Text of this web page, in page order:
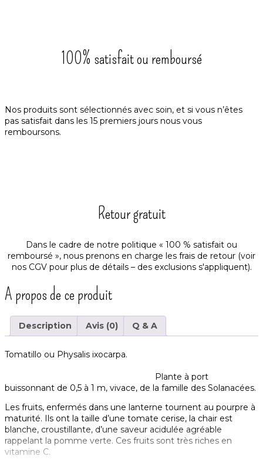
100% satisfait ou remboursé
Nos produits sont sélectionnés avec soin, et si vous n’êtes
pas satisfait dans les 15 premiers jours nous vous
remboursons.
Retour gratuit
Dans le cadre de notre politique « 100 % satisfait ou
remboursé », nous prenons en charge les frais de retour (voir
nos CGVpour plus de détails – des exclusions s'appliquent).
A propos de ce produit
Description Avis (0) Q & A
Tomatillo ou Physalis ixocarpa.
Plante à port
buissonnant de 0,5 à 1 m, vivace, de la famille des Solanacées.
Les fruits, enfermés dans une lanterne tournent au pourpre à
maturité. Ils ont la taille d’une tomate cerise, la chair est
blanche, croustillante, d’une saveur acidulée agréable
rappelant la pomme verte. Ces fruits sont très riches en
vitamine C.